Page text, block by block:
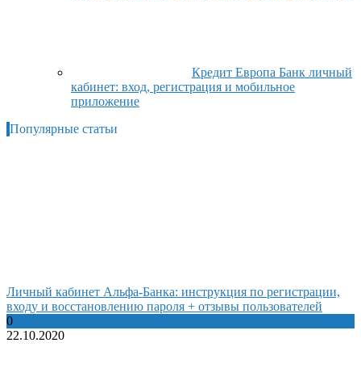
Кредит Европа Банк личный
кабинет: вход, регистрация и мобильное
приложение
Популярные статьи
Личный кабинет Альфа-Банка: инструкция по регистрации,
входу и восстановлению пароля + отзывы пользователей
0
22.10.2020